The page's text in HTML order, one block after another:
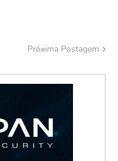
Próxima Postagem